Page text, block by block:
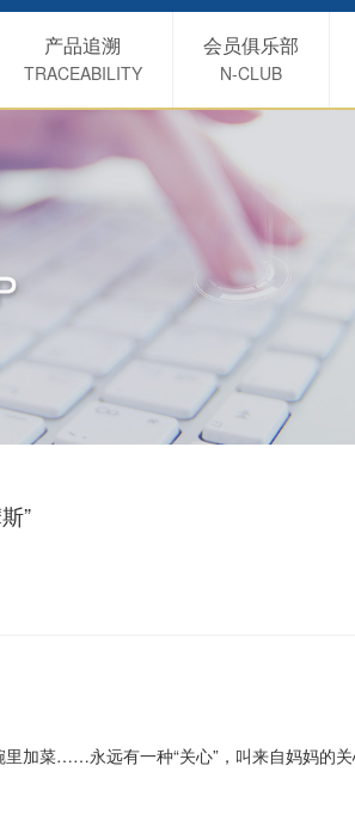
产品追溯
TRACEABILITY
会员俱乐部
N-CLUB
”
里加菜……永远有一种“关心”，叫来自妈妈的